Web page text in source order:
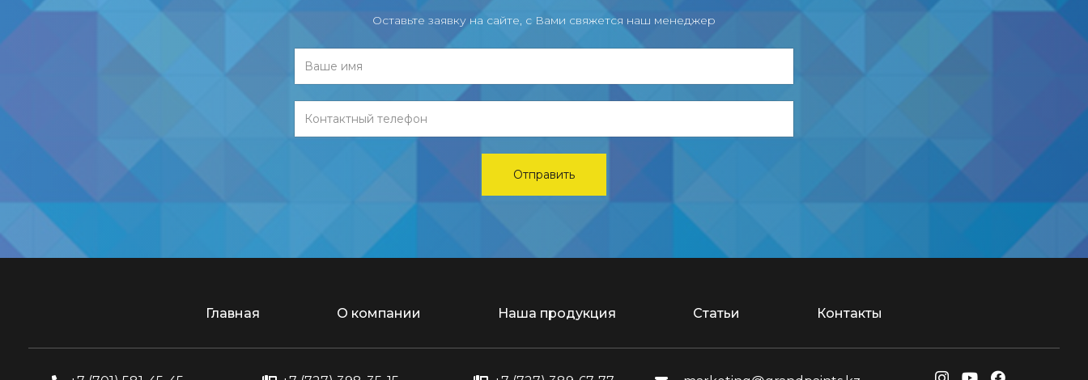
Оставьте заявку на сайте, с Вами свяжется наш менеджер
Главная О компании Наша продукция Статьи Контакты